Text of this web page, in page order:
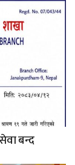
बन्द